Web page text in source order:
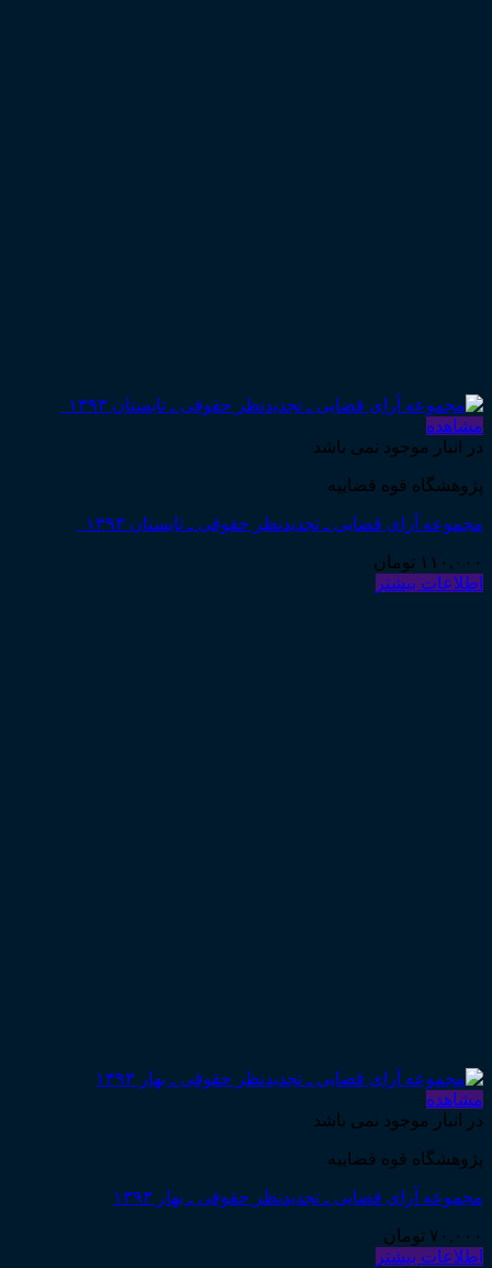
مشاهده
در انبار موجود نمی باشد
پژوهشگاه قوه قضاییه
مجموعه آرای قضایی ـ تجدیدنظر حقوقی ـ تابستان ۱۳۹۳
۱۱۰,۰۰۰ تومان
اطلاعات بیشتر
مشاهده
در انبار موجود نمی باشد
پژوهشگاه قوه قضاییه
مجموعه آرای قضایی ـ تجدیدنظر حقوقی ـ بهار ۱۳۹۳
۷۰,۰۰۰ تومان
اطلاعات بیشتر